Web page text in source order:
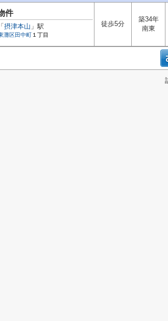
件
「 摂津本山 」駅
灘区 田中町 １丁目
徒歩5分
築34年
南東